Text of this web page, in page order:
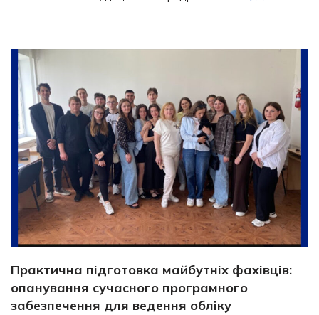
Практична підготовка майбутніх фахівців:
опанування сучасного програмного
забезпечення для ведення обліку